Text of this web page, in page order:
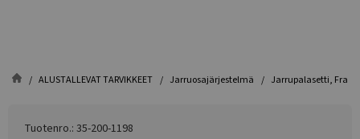
ALUSTALLEVAT TARVIKKEET Jarruosajärjestelmä Jarrupalasetti,
Tuotenro.: 35-200-1198